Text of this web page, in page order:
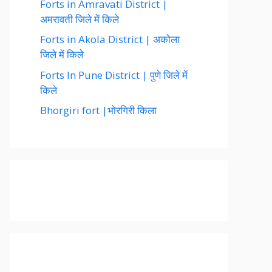
Forts in Amravati District |
अमरावती जिले में किले
Forts in Akola District | अकोला
जिले में किले
Forts In Pune District | पुणे जिले में
किले
Bhorgiri fort |भोरगिरी किला